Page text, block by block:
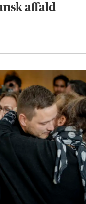
affald